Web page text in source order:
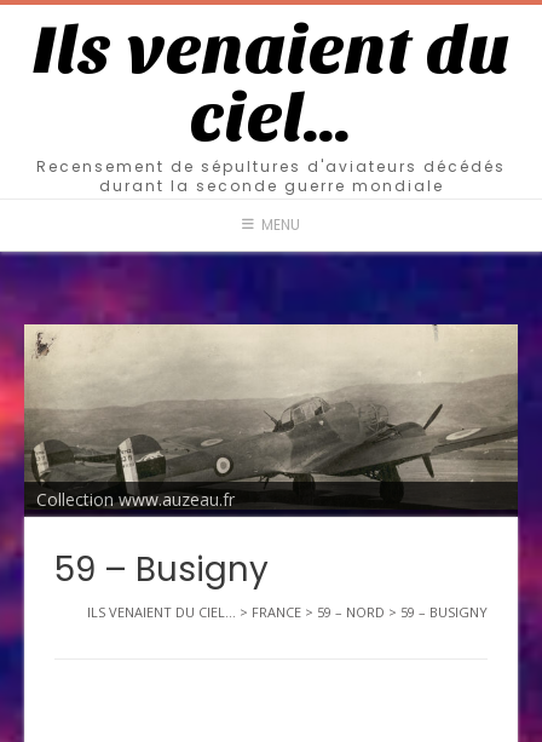
Ils venaient du
ciel…
Recensement de sépultures d'aviateurs décédés
durant la seconde guerre mondiale
MENU
Collection www.auzeau.fr
59 – Busigny
ILS VENAIENT DU CIEL... > FRANCE > 59 – NORD > 59 – BUSIGNY